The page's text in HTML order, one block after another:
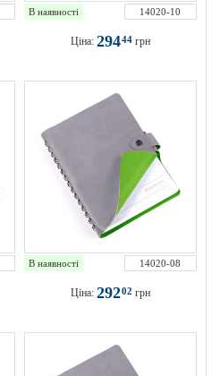
В наявності 14020-10
Ціна: 29444 грн
В наявності 14020-08
Ціна: 29202 грн